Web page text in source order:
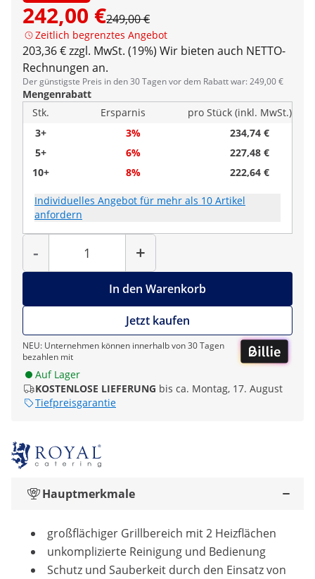
242,00 €249,00 €
Zeitlich begrenztes Angebot
203,36 € zzgl. MwSt. (19%) Wir bieten auch NETTO-
Rechnungen an.
Der günstigste Preis in den 30 Tagen vor dem Rabatt war: 249,00 €
Mengenrabatt
Stk.
Ersparnis
pro Stück (inkl. MwSt.)
3+
3%
234,74 €
5+
6%
227,48 €
10+
8% 222,64 €
Individuelles Angebot für mehr als 10 Artikel
anfordern
-
Menge
+
In den Warenkorb
Jetzt kaufen
NEU: Unternehmen können innerhalb von 30 Tagen
bezahlen mit
Auf Lager
KOSTENLOSE LIEFERUNG bis ca. Montag, 17. August
Tiefpreisgarantie
Hauptmerkmale
großflächiger Grillbereich mit 2 Heizflächen
unkomplizierte Reinigung und Bedienung
Schutz und Sauberkeit durch den Einsatz von